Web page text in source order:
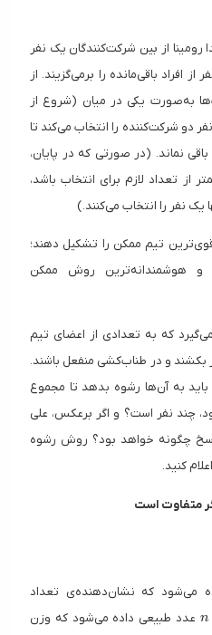
از بین شرکت‌کنندگان یک نفر
افراد باقی‌مانده را برمی‌گزیند. از
به‌صورت یکی در میان (شروع از
دو شرکت‌کننده را انتخاب می‌کند تا
نماند. (در صورتی که در پایان،
از تعداد لازم برای انتخاب باشد،
یک نفر را انتخاب می‌کنند.)
تیم ممکن را تشکیل دهند؛
و هوشمندانه‌ترین روش ممکن
که به تعدادی از اعضای تیم
بکشند و در طناب‌کشی منفعل باشند.
باید به آن‌ها رشوه بدهد تا مجموع
چند نفر است؟ و اگر برعکس، علی
چگونه خواهد بود؟ روش رشوه
کنید.
متفاوت است
می‌شود که نشان‌دهنده‌ی تعداد
n عدد طبیعی داده می‌شود که وزن